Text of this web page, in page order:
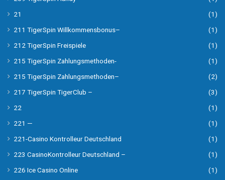
21
(1)
211 TigerSpin Willkommensbonus–
(1)
212 TigerSpin Freispiele
(1)
215 TigerSpin Zahlungsmethoden-
(1)
215 TigerSpin Zahlungsmethoden–
(2)
217 TigerSpin TigerClub –
(3)
22
(1)
221 —
(1)
221-Casino Kontrolleur Deutschland
(1)
223 CasinoKontrolleur Deutschland –
(1)
226 Ice Casino Online
(1)